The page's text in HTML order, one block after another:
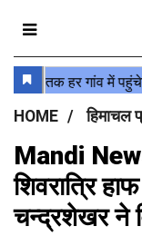
HOME हिमाचल
Mandi
शिवरात्रि
चन्द्रशेखर ने